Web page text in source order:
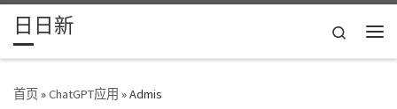
Skip to content
日日新
Search
首页»ChatGPT应用 »Admis